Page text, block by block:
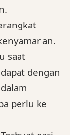
saat
dengan
perlu ke